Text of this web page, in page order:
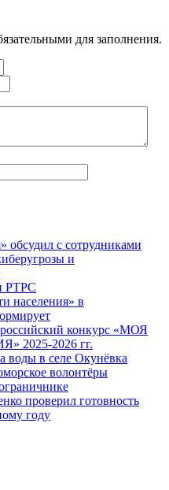
для заполнения.
обсудил с сотрудниками
и
РТРС
населения» в
конкурс «МОЯ
2025-2026 гг.
воды в селе Окунёвка
волонтёры
проверил готовность
году